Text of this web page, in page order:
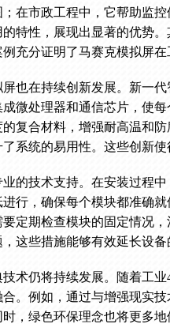
在市政工程中，它帮助监
特性，展现出显著的优势
充分证明了马赛克模拟屏在
也在持续创新发展。新一
微处理器和通信芯片，使
复合材料，增强耐高温和
系统的易用性。这些创新使
的技术支持。在安装过程
行，确保每个模块都准确
定期检查模块的固定情况
这些措施能够有效延长设备
术仍将持续发展。随着工
。例如，通过与增强现实
，绿色环保理念也将更多